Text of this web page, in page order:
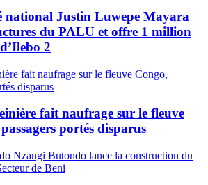
national Justin Luwepe Mayara
du PALU et offre 1 million
2
fait naufrage sur le fleuve
portés disparus